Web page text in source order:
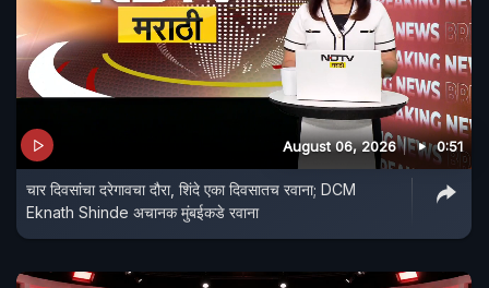
August 06, 2026 0:51
चार दिवसांचा दरेगावचा दौरा, शिंदे एका दिवसातच रवाना; DCM
Eknath Shinde अचानक मुंबईकडे रवाना